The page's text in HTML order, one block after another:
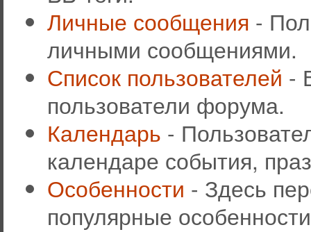
Личные сообщения -
личными сообщениями.
Список пользователей -
пользователи форума.
Календарь -
календаре события,
Особенности - Здесь
популярные